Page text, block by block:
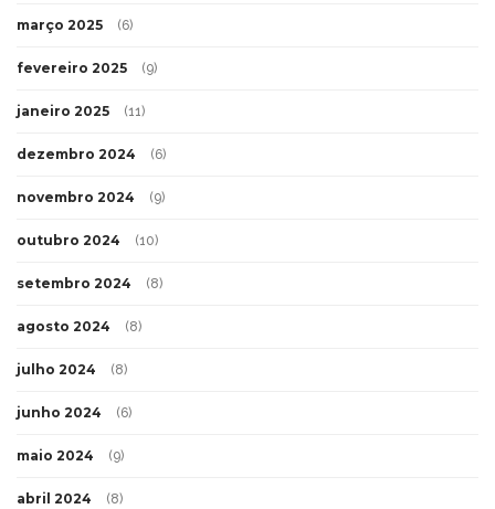
março 2025 (6)
fevereiro 2025 (9)
janeiro 2025 (11)
dezembro 2024 (6)
novembro 2024 (9)
outubro 2024 (10)
setembro 2024 (8)
agosto 2024 (8)
julho 2024 (8)
junho 2024 (6)
maio 2024 (9)
abril 2024 (8)